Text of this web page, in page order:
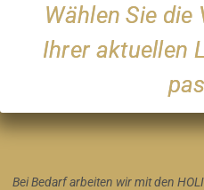
Wählen Sie die
Ihrer aktuellen
Bei Bedarf arbeiten wir mit den